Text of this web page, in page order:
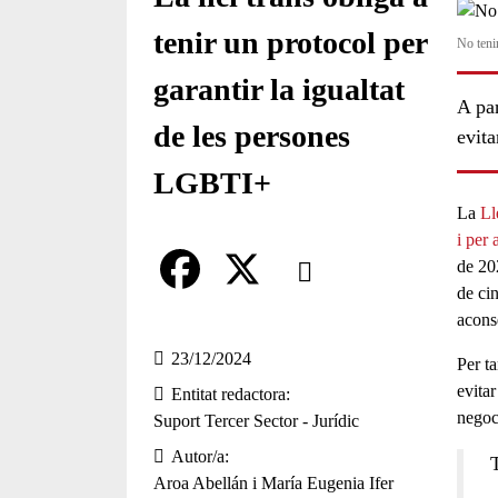
tenir un protocol per
garantir la igualtat
de les persones
LGBTI+
Comparteix
a
c
b
Compartir en altres xarxes
23/12/2024
Entitat redactora
Suport Tercer Sector - Jurídic
Autor/a
Aroa Abellán i María Eugenia Ifer
No
A
La
i per
de
de
Per